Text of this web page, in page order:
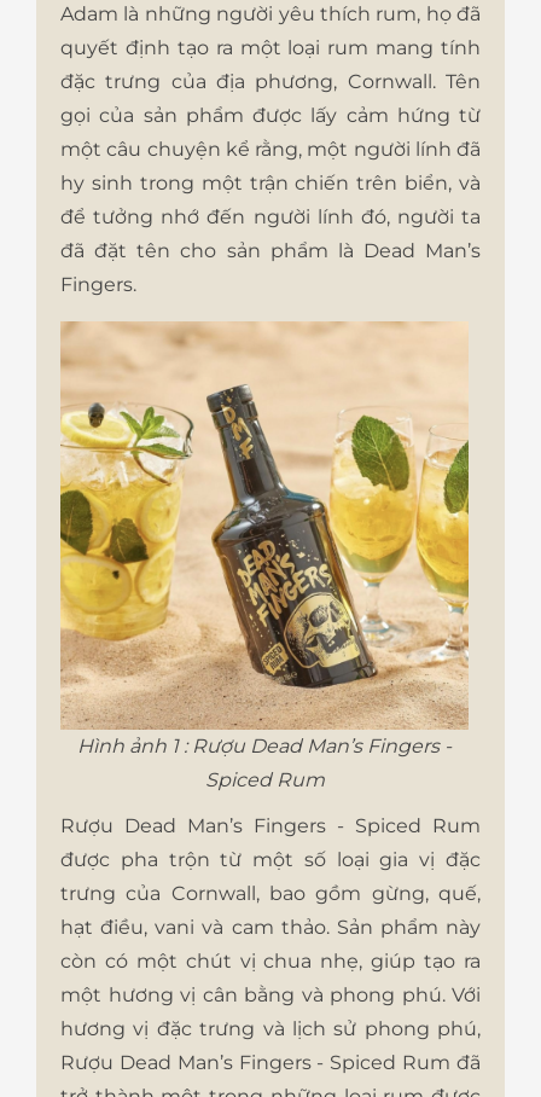
Adam là những người yêu thích rum, họ đã
quyết định tạo ra một loại rum mang tính
đặc trưng của địa phương, Cornwall. Tên
gọi của sản phẩm được lấy cảm hứng từ
một câu chuyện kể rằng, một người lính đã
hy sinh trong một trận chiến trên biển, và
để tưởng nhớ đến người lính đó, người ta
đã đặt tên cho sản phẩm là Dead Man’s
Fingers.
Hình ảnh 1 : Rượu Dead Man’s Fingers -
Spiced Rum
Rượu Dead Man’s Fingers - Spiced Rum
được pha trộn từ một số loại gia vị đặc
trưng của Cornwall, bao gồm gừng, quế,
hạt điều, vani và cam thảo. Sản phẩm này
còn có một chút vị chua nhẹ, giúp tạo ra
một hương vị cân bằng và phong phú. Với
hương vị đặc trưng và lịch sử phong phú,
Rượu Dead Man’s Fingers - Spiced Rum đã